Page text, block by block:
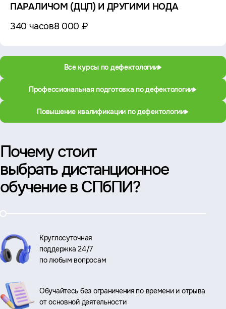
ПАРАЛИЧОМ (ДЦП) И ДРУГИМИ НОДА
340 часов8 000 ₽
Все курсы по дефектологии
Профессиональная подготовка по дефектологии
Повышение квалификации по дефектологии
Почему стоит
выбрать дистанционное
обучение в СПбПИ?
Круглосуточная
поддержка 24/7
по любым вопросам
Обучайтесь без ограничения по времени и отрыва
от основной деятельности